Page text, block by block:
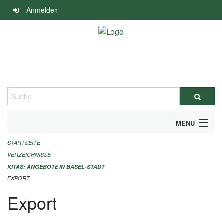
Navigation
überspringen
Anmelden
Suche
MENU
ALLGEMEINE INFORMATIONEN
IMPRESSUM
STARTSEITE
VERZEICHNISSE
KITAS: ANGEBOTE IN BASEL-STADT
EXPORT
Export